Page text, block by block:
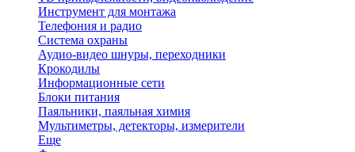
Инструмент для монтажа
Телефония и радио
Система охраны
Аудио-видео шнуры, переходники
Крокодилы
Информационные сети
Блоки питания
Паяльники, паяльная химия
Мультиметры, детекторы, измерители
Еще